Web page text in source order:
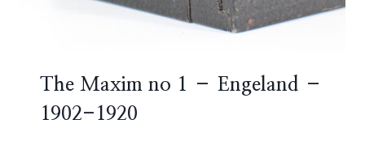
The Maxim no 1 – Engeland –
1902-1920